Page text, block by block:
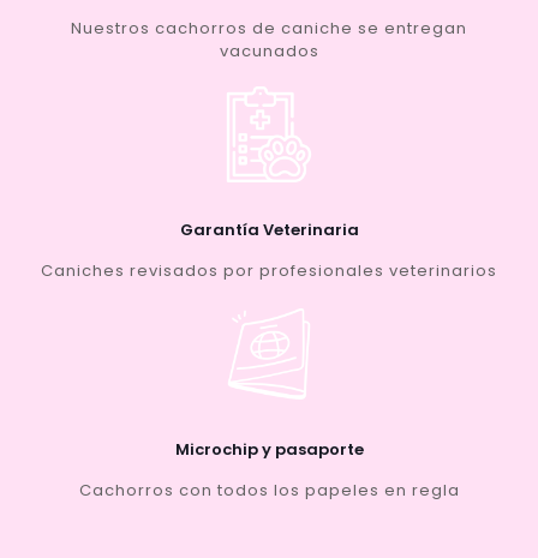
Nuestros cachorros de caniche se entregan
vacunados
Garantía Veterinaria
Caniches revisados por profesionales veterinarios
Microchip y pasaporte
Cachorros con todos los papeles en regla